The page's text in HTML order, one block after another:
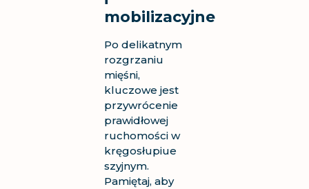
mobilizacyjne
Po delikatnym
rozgrzaniu
mięśni,
kluczowe jest
przywrócenie
prawidłowej
ruchomości w
kręgosłupiue
szyjnym.
Pamiętaj, aby